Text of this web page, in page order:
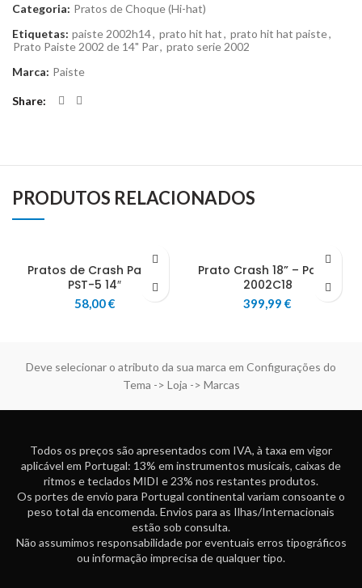
Categoria: Pratos de Choque (Hi-hat)
Etiquetas: paiste 2002h14, prato hit hat, prato hit hat paiste,
Prato Paiste 2002 de 14" Par, prato serie 2002
Marca: Paiste
Share
PRODUTOS RELACIONADOS
Pratos de Crash Paiste
PST-5 14″
58,00€
Prato Crash 18” – Paiste
2002C18
399,99 €
Deve selecionar o atributo da sua marca em Configurações do
Tema -> Loja -> Marcas
Todos os preços são apresentados com IVA, à taxa em vigor
aplicável em Portugal: 13% em instrumentos musicais, caixas de
ritmos e teclados MIDI e 23% nos restantes produtos.
Os portes de envio para Portugal continental variam consoante o
peso total da encomenda. Envios para as Ilhas/Internacionais
estão sob consulta.
Não assumimos responsabilidade por eventuais erros tipográficos
ou informação imprecisa de qualquer tipo.